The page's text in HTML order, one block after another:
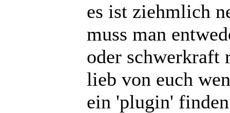
es ist ziehmlich
muss man
oder schwerkraft
lieb von euch
ein 'plugin'